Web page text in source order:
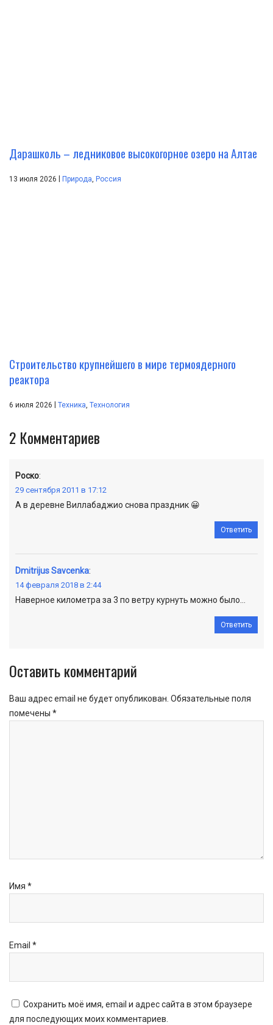
Дарашколь – ледниковое высокогорное озеро на Алтае
13 июля 2026 Природа, Россия
Строительство крупнейшего в мире термоядерного
реактора
6 июля 2026 Техника, Технология
2 Комментариев
Роско:
29 сентября 2011 в 17:12
А в деревне Виллабаджио снова праздник 😀
Ответить
Dmitrijus Savcenka:
14 февраля 2018 в 2:44
Наверное километра за 3 по ветру курнуть можно было…
Ответить
Оставить комментарий
Ваш адрес email не будет опубликован. Обязательные поля
помечены *
Имя *
Email *
Сохранить моё имя, email и адрес сайта в этом браузере
для последующих моих комментариев.